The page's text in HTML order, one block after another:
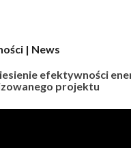
| News
efektywności
projektu